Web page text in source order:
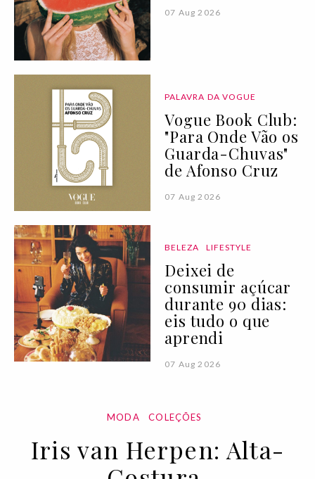
07 Aug 2026
PALAVRA DA VOGUE
Vogue Book Club:
"Para Onde Vão os
Guarda-Chuvas"
de Afonso Cruz
07 Aug 2026
BELEZA LIFESTYLE
Deixei de
consumir açúcar
durante 90 dias:
eis tudo o que
aprendi
07 Aug 2026
MODA COLEÇÕES
Iris van Herpen: Alta-